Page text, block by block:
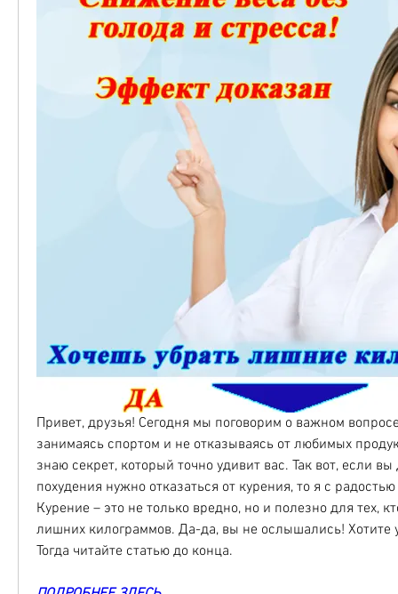
Привет, друзья! Сегодня мы поговорим о важном
занимаясь спортом и не отказываясь от любимых
знаю секрет, который точно удивит вас. Так вот, если вы
похудения нужно отказаться от курения, то я с
Курение – это не только вредно, но и полезно для тех,
лишних килограммов. Да-да, вы не ослышались! Хотите
Тогда читайте статью до конца.